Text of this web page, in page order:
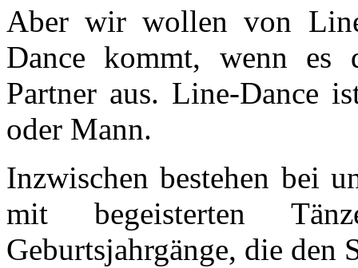
Aber wir wollen von
Dance kommt, wenn es
Partner aus. Line-Dance
oder Mann.
Inzwischen bestehen bei
mit begeisterten
Geburtsjahrgänge, die den